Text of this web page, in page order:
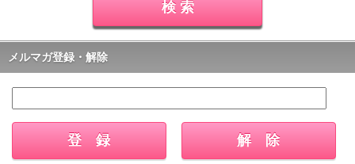
メルマガ登録・解除